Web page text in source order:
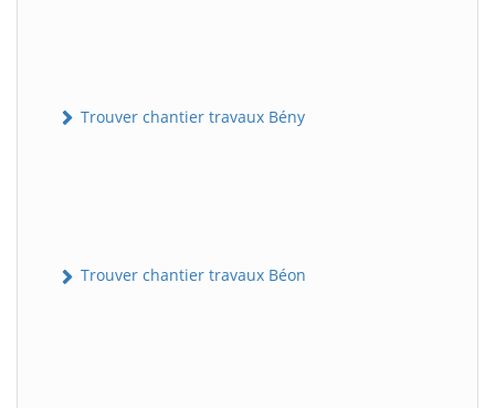
Trouver chantier travaux Bény
Trouver chantier travaux Béon